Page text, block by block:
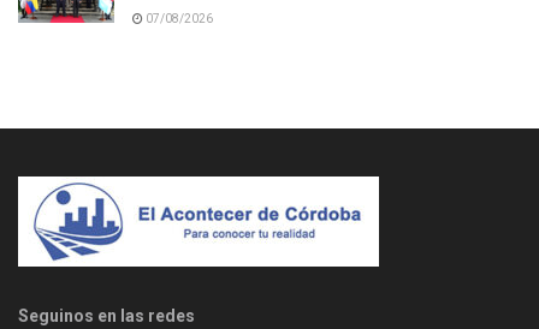
07/08/2026
Seguinos en las redes